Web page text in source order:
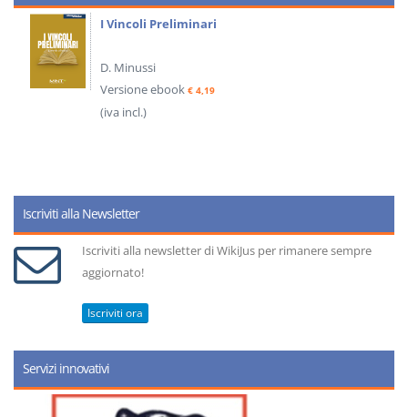
I Vincoli Preliminari
D. Minussi
Versione ebook € 4,19
(iva incl.)
Iscriviti alla Newsletter
Iscriviti alla newsletter di WikiJus per rimanere sempre
aggiornato!
Iscriviti ora
Servizi innovativi